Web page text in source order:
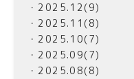
・2025.12(9)
・2025.11(8)
・2025.10(7)
・2025.09(7)
・2025.08(8)